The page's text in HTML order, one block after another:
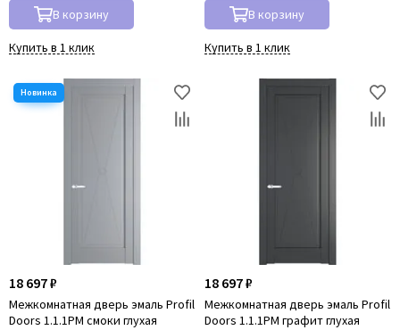
В корзину
Купить в 1 клик
В корзину
Купить в 1 клик
18 697 ₽
Межкомнатная дверь эмаль Profil
Doors 1.1.1PM смоки глухая
18 697 ₽
Межкомнатная дверь эмаль Profil
Doors 1.1.1PM графит глухая